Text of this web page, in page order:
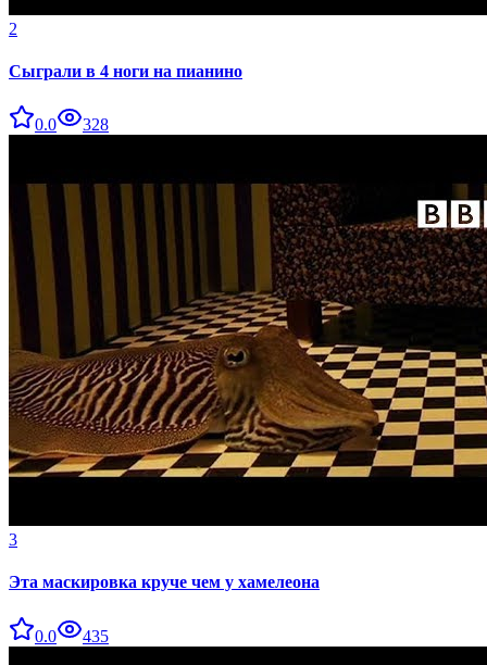
2
Сыграли в 4 ноги на пианино
0.0 328
3
Эта маскировка круче чем у хамелеона
0.0 435